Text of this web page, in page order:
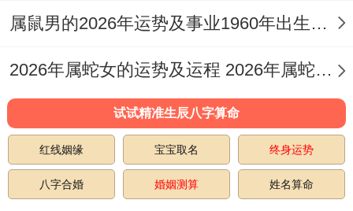
得组合 能使属龙者在进取同守成间找到最佳
2025年 犯太岁生肖中跟着龙当上三合得猴、
鼠、鸡若使用格外指定数字 - 可增强互助效
属鼠男的2026年运势及事业1960年出生的命运 属鼠男的2026婚姻
2026年属蛇女的运势及运程 2026年属蛇女全年运势及运程
试试精准生辰八字算命
红线姻缘 宝宝取名 终身运势
八字合婚 婚姻测算 姓名算命